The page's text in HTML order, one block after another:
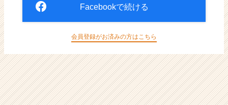
リ
ア
Facebookで続ける
会員登録がお済みの方はこちら